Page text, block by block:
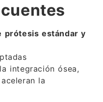
prótesis estándar y
integración ósea,
la